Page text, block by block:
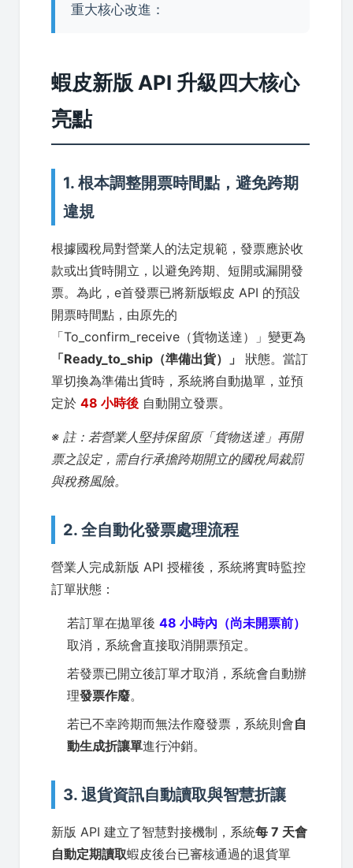
重大核心改進：
蝦皮新版 API 升級四大核心
亮點
1. 根本調整開票時間點，避免跨期
違規
根據國稅局對營業人的法定規範，發票應於收
款或出貨時開立，以避免跨期、短開或漏開發
票。為此，e首發票已將新版蝦皮 API 的預設
開票時間點，由原先的
「To_confirm_receive（貨物送達）」變更為
「Ready_to_ship（準備出貨）」
狀態。當訂
單切換為準備出貨時，系統將自動拋單，並預
定於 48 小時後 自動開立發票。
※ 註：若營業人堅持保留原「貨物送達」再開
票之設定，需自行承擔跨期開立的國稅局裁罰
與稅務風險。
2. 全自動化發票處理流程
營業人完成新版 API 授權後，系統將實時監控
訂單狀態：
若訂單在拋單後 48 小時內（尚未開票前）
取消，系統會直接取消開票預定。
若發票已開立後訂單才取消，系統會自動辦
理發票作廢。
若已不幸跨期而無法作廢發票，系統則會自
動生成折讓單進行沖銷。
3. 退貨資訊自動讀取與智慧折讓
新版 API 建立了智慧對接機制，系統每 7 天會
自動定期讀取蝦皮後台已審核通過的退貨單